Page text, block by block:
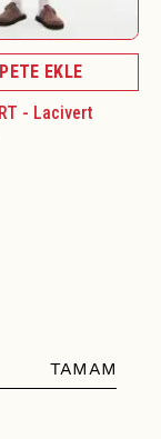
EKLE
- Lacivert
TAMAM